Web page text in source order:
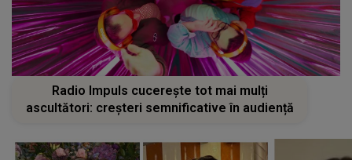
Radio Impuls cucerește tot mai mulți
ascultători: creșteri semnificative în audiență